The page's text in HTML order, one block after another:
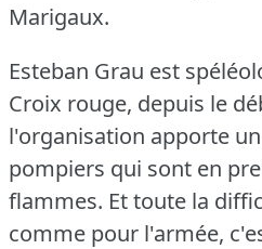
Marigaux.
Esteban Grau est
Croix rouge, depuis le
l'organisation apporte
pompiers qui sont en
flammes. Et toute la
comme pour l'armée,